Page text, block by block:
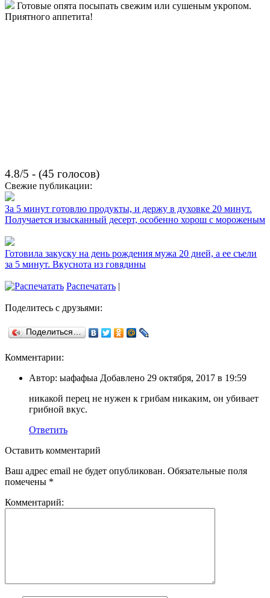
Готовые опята посыпать свежим или сушеным укропом.
Приятного аппетита!
4.8/5 - (45 голосов)
Свежие публикации:
За 5 минут готовлю продукты, и держу в духовке 20 минут.
Получается изысканный десерт, особенно хорош с мороженым
Готовила закуску на день рождения мужа 20 дней, а ее съели
за 5 минут. Вкуснота из говядины
Распечатать |
Поделитесь с друзьями:
Поделиться…
Комментарии:
Автор: ыафафыа Добавлено 29 октября, 2017 в 19:59
никакой перец не нужен к грибам никаким, он убивает
грибной вкус.
Ответить
Оставить комментарий
Ваш адрес email не будет опубликован. Обязательные поля
помечены *
Комментарий: